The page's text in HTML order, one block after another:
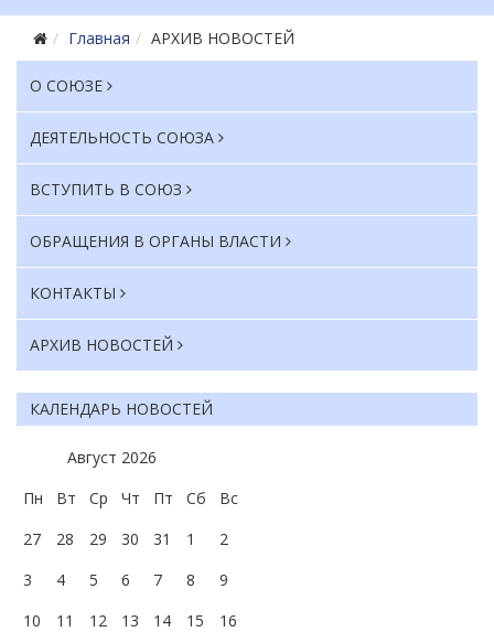
Главная АРХИВ НОВОСТЕЙ
О СОЮЗЕ
ДЕЯТЕЛЬНОСТЬ СОЮЗА
ВСТУПИТЬ В СОЮЗ
ОБРАЩЕНИЯ В ОРГАНЫ ВЛАСТИ
КОНТАКТЫ
АРХИВ НОВОСТЕЙ
КАЛЕНДАРЬ НОВОСТЕЙ
Август 2026
Пн
Вт Ср Чт Пт Сб
Вс
27
28 29 30 31 1
2
3
4 5 6 7 8
9
10
11 12 13 14 15
16